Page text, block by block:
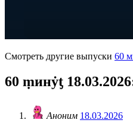
Смотреть другие выпуски 60
60 ṃинẏƫ 18.03.2026
Аноним 18.03.2026